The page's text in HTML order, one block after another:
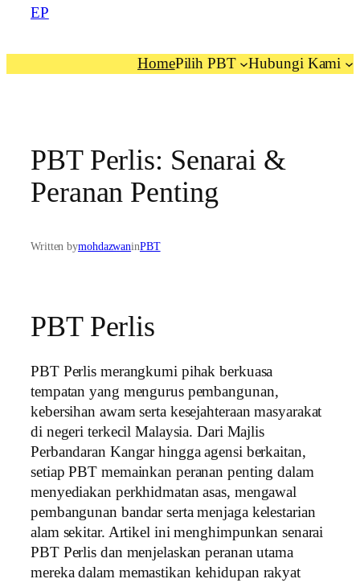
EP
HomePilih PBT Hubungi Kami
PBT Perlis: Senarai &
Peranan Penting
Written bymohdazwaninPBT
PBT Perlis
PBT Perlis merangkumi pihak berkuasa
tempatan yang mengurus pembangunan,
kebersihan awam serta kesejahteraan masyarakat
di negeri terkecil Malaysia. Dari Majlis
Perbandaran Kangar hingga agensi berkaitan,
setiap PBT memainkan peranan penting dalam
menyediakan perkhidmatan asas, mengawal
pembangunan bandar serta menjaga kelestarian
alam sekitar. Artikel ini menghimpunkan senarai
PBT Perlis dan menjelaskan peranan utama
mereka dalam memastikan kehidupan rakyat